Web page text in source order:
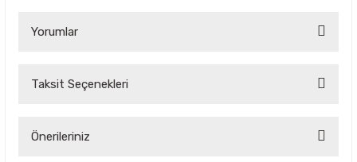
Yorumlar
Bu ürüne ilk yorumu siz yapın!
Taksit Seçenekleri
Önerileriniz